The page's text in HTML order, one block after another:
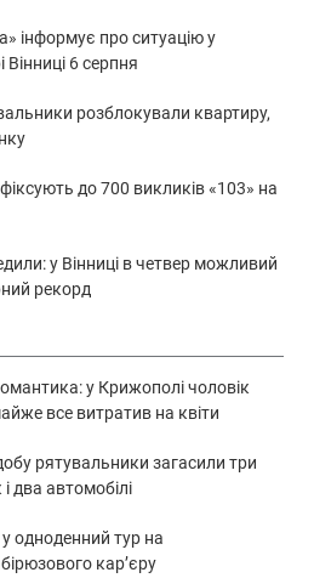
інформує про ситуацію у
Вінниці 6 серпня
розблокували квартиру,
до 700 викликів «103» на
у Вінниці в четвер можливий
рекорд
у Крижополі чоловік
все витратив на квіти
рятувальники загасили три
два автомобілі
одноденний тур на
кар’єру